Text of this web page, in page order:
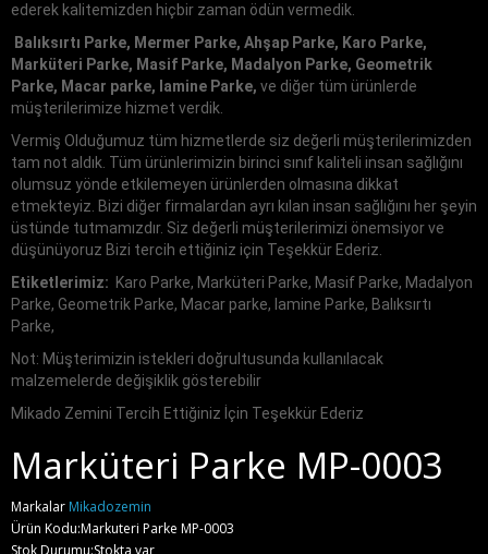
ederek kalitemizden hiçbir zaman ödün vermedik.
Balıksırtı Parke, Mermer Parke, Ahşap Parke, Karo Parke,
Marküteri Parke, Masif Parke, Madalyon Parke, Geometrik
Parke, Macar parke, lamine Parke, ve diğer tüm ürünlerde
müşterilerimize hizmet verdik.
Vermiş Olduğumuz tüm hizmetlerde siz değerli müşterilerimizden
tam not aldık. Tüm ürünlerimizin birinci sınıf kaliteli insan sağlığını
olumsuz yönde etkilemeyen ürünlerden olmasına dikkat
etmekteyiz. Bizi diğer firmalardan ayrı kılan insan sağlığını her şeyin
üstünde tutmamızdır. Siz değerli müşterilerimizi önemsiyor ve
düşünüyoruz Bizi tercih ettiğiniz için Teşekkür Ederiz.
Etiketlerimiz: Karo Parke, Marküteri Parke, Masif Parke, Madalyon
Parke, Geometrik Parke, Macar parke, lamine Parke, Balıksırtı
Parke,
Not: Müşterimizin istekleri doğrultusunda kullanılacak
malzemelerde değişiklik gösterebilir
Mikado Zemini Tercih Ettiğiniz İçin Teşekkür Ederiz
Marküteri Parke MP-0003
Markalar Mikadozemin
Ürün Kodu:Markuteri Parke MP-0003
Stok Durumu:Stokta var